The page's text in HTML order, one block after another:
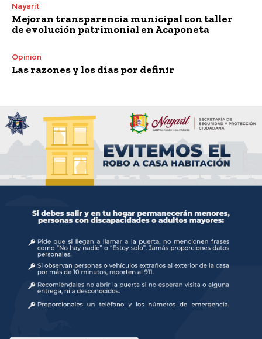
Nayarit
Mejoran transparencia municipal con taller
de evolución patrimonial en Acaponeta
Opinión
Las razones y los días por definir